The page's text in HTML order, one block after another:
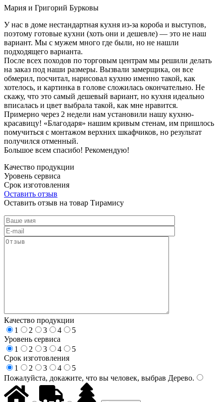
Мария и Григорий Бурковы
У нас в доме нестандартная кухня из-за короба и выступов,
поэтому готовые кухни (хоть они и дешевле) — это не наш
вариант. Мы с мужем много где были, но не нашли
подходящего варианта.
После всех походов по торговым центрам мы решили делать
на заказ под наши размеры. Вызвали замерщика, он все
обмерил, посчитал, нарисовал кухню именно такой, как
хотелось, и картинка в голове сложилась окончательно. Не
скажу, что это самый дешевый вариант, но кухня идеально
вписалась и цвет выбрала такой, как мне нравится.
Примерно через 2 недели нам установили нашу кухню-
красавицу! «Благодаря» нашим кривым стенам, им пришлось
помучиться с монтажом верхних шкафчиков, но результат
получился отменный.
Большое всем спасибо! Рекомендую!
Качество продукции
Уровень сервиса
Срок изготовления
Оставить отзыв
Оставить отзыв на товар Тирамису
Качество продукции
1
2 3 4
5
Уровень сервиса
1
2 3 4
5
Срок изготовления
1
2 3 4
5
Пожалуйста, докажите, что вы человек, выбрав Дерево.